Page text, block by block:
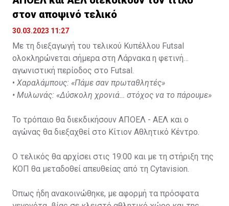
στον αποψινό τελικό
30.03.2023 11:27
Με τη διεξαγωγή του τελικού Κυπέλλου Futsal
ολοκληρώνεται σήμερα στη Λάρνακα η φετινή
αγωνιστική περίοδος στο Futsal.
• Χαραλάμπους: «Πάμε σαν πρωταθλητές»
• Μυλωνάς: «Δύσκολη χρονιά… στόχος να το πάρουμε»
Το τρόπαιο θα διεκδικήσουν ΑΠΟΕΛ - ΑΕΛ και ο
αγώνας θα διεξαχθεί στο Κίτιον Αθλητικό Κέντρο.
Ο τελικός θα αρχίσει στις 19:00 και με τη στήριξη της
ΚΟΠ θα μεταδοθεί απευθείας από τη Cytavision.
Όπως ήδη ανακοινώθηκε, με αφορμή τα πρόσφατα